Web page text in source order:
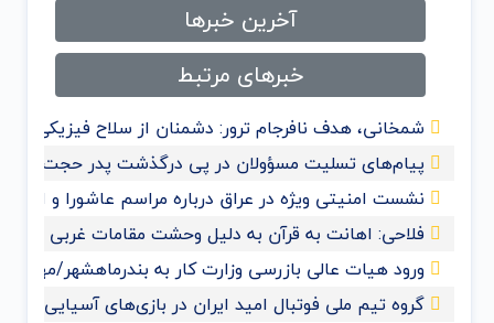
آخرین خبرها
خبرهای مرتبط
شمخانی، هدف نافرجام ترور: دشمنان از سلاح فیزیکی
پیام‌های تسلیت مسؤولان در پی درگذشت پدر
نشست امنیتی ویژه در عراق درباره مراسم عاشورا و
فلاحی: اهانت به قرآن‌ به دلیل وحشت مقامات غربی از
ورود هیات عالی بازرسی وزارت کار به بندرماهشهر/مهدی
گروه تیم ملی فوتبال امید ایران در بازی‌های آسیایی